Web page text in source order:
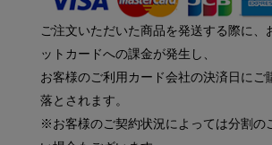
ご注文いただいた商品を発送する際に、
ットカードへの課金が発生し、
お客様のご利用カード会社の決済日にご
落とされます。
※お客様のご契約状況によっては分割の